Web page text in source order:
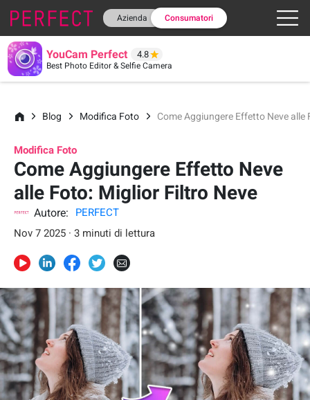
Azienda Consumatori
YouCam Perfect 4.8
Best Photo Editor & Selfie Camera
Blog Modifica Foto Come Aggiungere Effetto Neve alle
Modifica Foto
Come Aggiungere Effetto Neve
alle Foto: Miglior Filtro Neve
Autore:
PERFECT
Nov 7 2025 · 3 minuti di lettura